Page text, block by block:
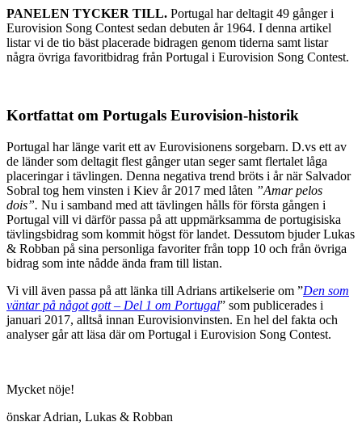
PANELEN TYCKER TILL. Portugal har deltagit 49 gånger i
Eurovision Song Contest sedan debuten år 1964. I denna artikel
listar vi de tio bäst placerade bidragen genom tiderna samt listar
några övriga favoritbidrag från Portugal i Eurovision Song Contest.
Kortfattat om Portugals Eurovision-historik
Portugal har länge varit ett av Eurovisionens sorgebarn. D.vs ett av
de länder som deltagit flest gånger utan seger samt flertalet låga
placeringar i tävlingen. Denna negativa trend bröts i år när Salvador
Sobral tog hem vinsten i Kiev år 2017 med låten ”Amar pelos
dois”. Nu i samband med att tävlingen hålls för första gången i
Portugal vill vi därför passa på att uppmärksamma de portugisiska
tävlingsbidrag som kommit högst för landet. Dessutom bjuder Lukas
& Robban på sina personliga favoriter från topp 10 och från övriga
bidrag som inte nådde ända fram till listan.
Vi vill även passa på att länka till Adrians artikelserie om ”Den som
väntar på något gott – Del 1 om Portugal” som publicerades i
januari 2017, alltså innan Eurovisionvinsten. En hel del fakta och
analyser går att läsa där om Portugal i Eurovision Song Contest.
Mycket nöje!
önskar Adrian, Lukas & Robban